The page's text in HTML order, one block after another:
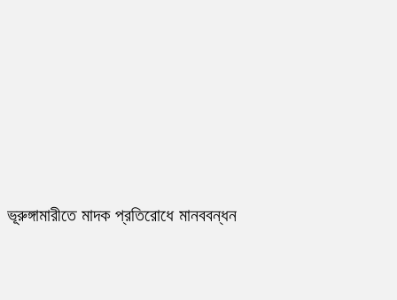
ভূরুঙ্গামারীতে মাদক প্রতিরোধে মানববন্ধন